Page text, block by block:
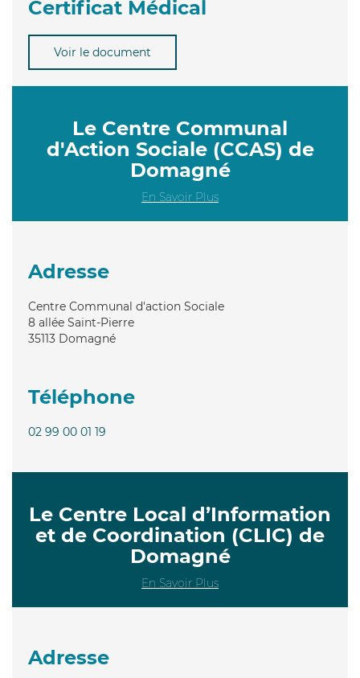
Certificat Médical
Voir le document
Le Centre Communal
d'Action Sociale (CCAS) de
Domagné
En Savoir Plus
Adresse
Centre Communal d'action Sociale
8 allée Saint-Pierre
35113 Domagné
Téléphone
02 99 00 01 19
Le Centre Local d’Information
et de Coordination (CLIC) de
Domagné
En Savoir Plus
Adresse